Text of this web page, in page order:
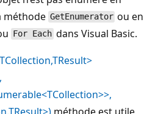
méthode GetEnumerator ou en
For Each dans Visual Basic.
méthode est utile